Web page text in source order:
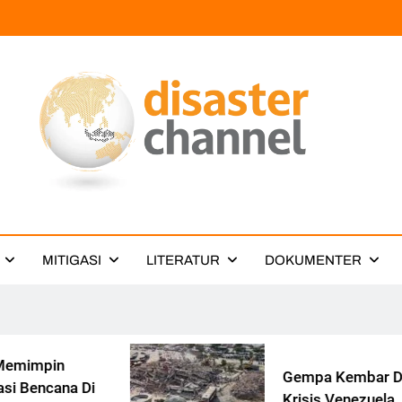
Channel
MITIGASI LITERATUR DOKUMENTER
Gempa Kembar Di Tengah